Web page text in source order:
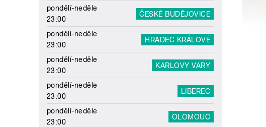
pondělí-neděle
23:00
ČESKÉ BUDĚJOVICE
pondělí-neděle
23:00
HRADEC KRÁLOVÉ
pondělí-neděle
23:00
KARLOVY VARY
pondělí-neděle
23:00
LIBEREC
pondělí-neděle
23:00
OLOMOUC